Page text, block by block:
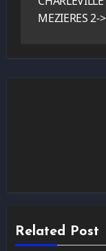
MEZIERES 2-
Related Post